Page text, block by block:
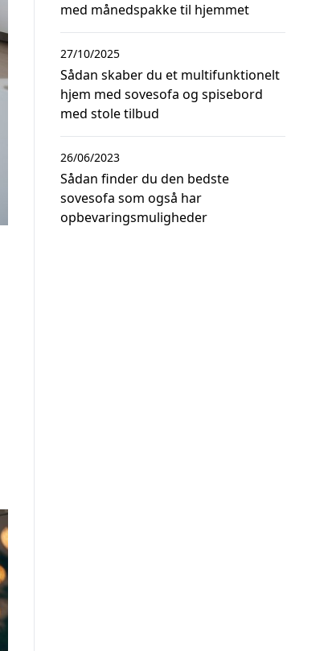
med månedspakke til hjemmet
Sådan skaber du et multifunktionelt
hjem med sovesofa og spisebord
med stole tilbud
27/10/2025
Sådan finder du den bedste
sovesofa som også har
opbevaringsmuligheder
26/06/2023